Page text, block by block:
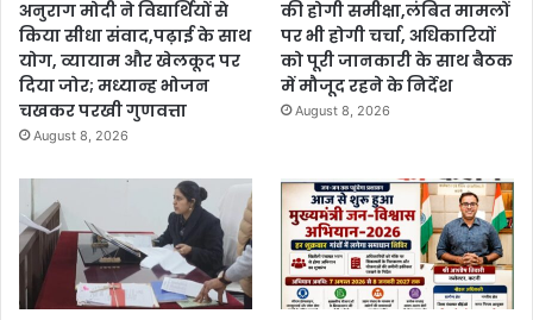
अनुराग मोदी ने विद्यार्थियों से
किया सीधा संवाद,पढ़ाई के साथ
योग, व्यायाम और खेलकूद पर
दिया जोर; मध्यान्ह भोजन
चखकर परखी गुणवत्ता
August 8, 2026
की होगी समीक्षा,लंबित मामलों
पर भी होगी चर्चा, अधिकारियों
को पूरी जानकारी के साथ बैठक
में मौजूद रहने के निर्देश
August 8, 2026